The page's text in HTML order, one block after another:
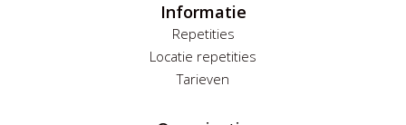
Informatie
Repetities
Locatie repetities
Tarieven